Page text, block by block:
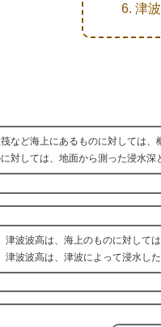
津
など海上にあるものに対しては
対しては、地面から測った浸水深
津波波高は、海上のものに対して
津波波高は、津波によって浸水した